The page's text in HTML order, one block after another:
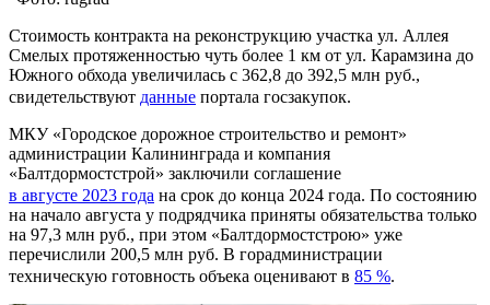
Стоимость контракта на реконструкцию участка ул. Аллея
Смелых протяженностью чуть более 1 км от ул. Карамзина до
Южного обхода увеличилась с 362,8 до 392,5 млн руб.,
свидетельствуют данные портала госзакупок.
МКУ «Городское дорожное строительство и ремонт»
администрации Калининграда и компания
«Балтдормостстрой» заключили соглашение
в августе 2023 года на срок до конца 2024 года. По состоянию
на начало августа у подрядчика приняты обязательства только
на 97,3 млн руб., при этом «Балтдормостстрою» уже
перечислили 200,5 млн руб. В горадминистрации
техническую готовность объека оценивают в 85 %.